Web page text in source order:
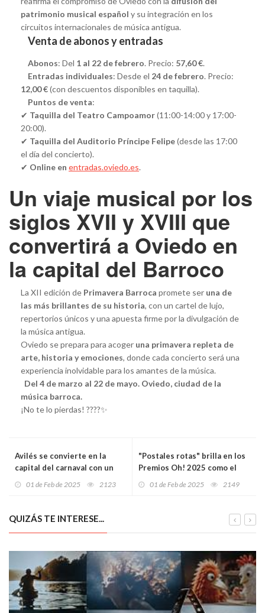
patrimonio musical español y su integración en los
circuitos internacionales de música antigua.
Venta de abonos y entradas
Abonos: Del 1 al 22 de febrero. Precio: 57,60 €.
Entradas individuales: Desde el 24 de febrero. Precio:
12,00 €(con descuentos disponibles en taquilla).
Puntos de venta:
✔ Taquilla del Teatro Campoamor(11:00-14:00 y 17:00-
20:00).
✔ Taquilla del Auditorio Príncipe Felipe(desde las 17:00
el día del concierto).
✔ Online en entradas.oviedo.es.
Un viaje musical por los
siglos XVII y XVIII que
convertirá a Oviedo en
la capital del Barroco
La XII edición de Primavera Barroca promete ser una de
las más brillantes de su historia, con un cartel de lujo,
repertorios únicos y una apuesta firme por la divulgación de
la música antigua.
Oviedo se prepara para acoger una primavera repleta de
arte, historia y emociones, donde cada concierto será una
experiencia inolvidable para los amantes de la música.
Del 4 de marzo al 22 de mayo. Oviedo, ciudad de la
música barroca.
¡No te lo pierdas! ????✨
Avilés se convierte en la
capital del carnaval con un
Descenso de Galiana
01 de Feb de 2025 2123
"Postales rotas" brilla en los
Premios Oh! 2025 como el
01 de Feb de 2025 2149
QUIZÁS TE INTERESE...